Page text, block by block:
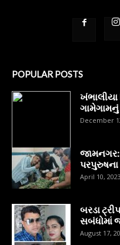
POPULAR POSTS
ખંભાલીયા
ગામેગામનું
December
જામનગર:
April 10, 2023
બરડા
સબંધોમાં
August 17,